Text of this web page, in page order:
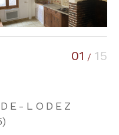
01 / 15
LODEZ
PISCINE